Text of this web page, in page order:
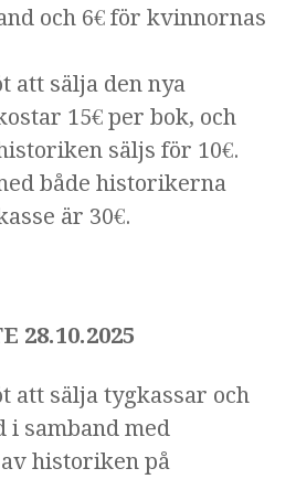
och 6€ för kvinnornas
att sälja den nya
15€ per bok, och
säljs för 10€.
både historikerna
är 30€.
28.10.2025
att sälja tygkassar och
i samband med
historiken på